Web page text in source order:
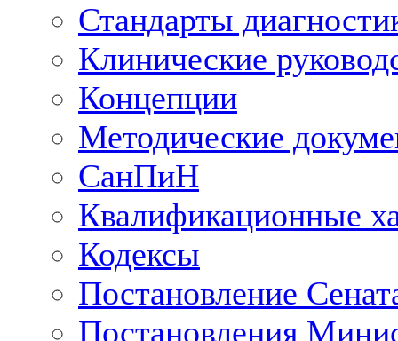
Стандарты
Клинические
Концепции
Методические
СанПиН
Квалификационные
Кодексы
Постановление
Постановления